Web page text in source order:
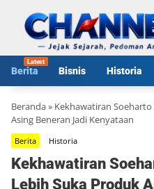
konten
Berita Bisnis Historia
Beranda» Kekhawatiran
Asing Beneran Jadi Kenyataan
Berita Historia
Kekhawatiran
Lebih Suka Produk